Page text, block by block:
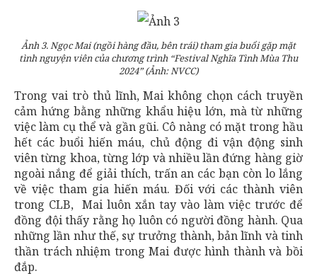
Ảnh 3. Ngọc Mai (ngồi hàng đầu, bên trái) tham gia buổi gặp mặt
tình nguyện viên của chương trình “Festival Nghĩa Tình Mùa Thu
2024” (Ảnh: NVCC)
Trong vai trò thủ lĩnh, Mai không chọn cách truyền
cảm hứng bằng những khẩu hiệu lớn, mà từ những
việc làm cụ thể và gần gũi. Cô nàng có mặt trong hầu
hết các buổi hiến máu, chủ động đi vận động sinh
viên từng khoa, từng lớp và nhiều lần đứng hàng giờ
ngoài nắng để giải thích, trấn an các bạn còn lo lắng
về việc tham gia hiến máu. Đối với các thành viên
trong CLB, Mai luôn xắn tay vào làm việc trước để
đồng đội thấy rằng họ luôn có người đồng hành. Qua
những lần như thế, sự trưởng thành, bản lĩnh và tinh
thần trách nhiệm trong Mai được hình thành và bồi
đắp.